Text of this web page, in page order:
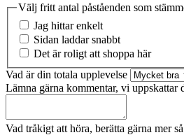
Välj fritt antal påståenden som
Jag hittar enkelt
Sidan laddar snabbt
Det är roligt att shoppa här
Vad är din totala upplevelse
Lämna gärna kommentar, vi uppskattar
Vad tråkigt att höra, berätta gärna mer